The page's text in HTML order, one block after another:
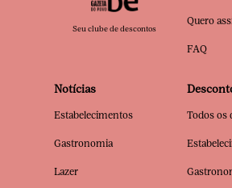
Seu clube de descontos
Quero
FAQ
Notícias
Estabelecimentos
Gastronomia
Lazer
Todos os